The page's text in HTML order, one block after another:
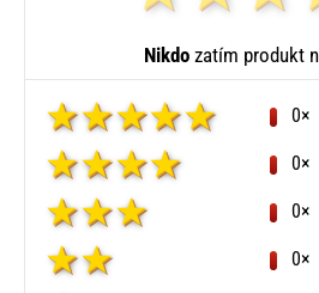
Nikdozatím produkt
0×
0×
0×
0×